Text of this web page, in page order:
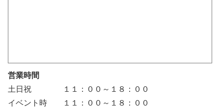
営業時間
土日祝 １１：００～１８：００
イベント時 １１：００～１８：００